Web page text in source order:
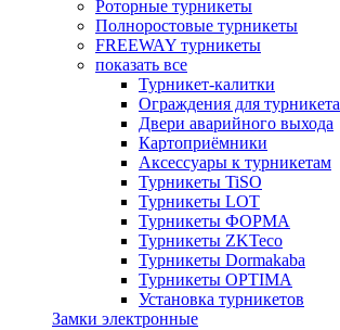
Роторные турникеты
Полноростовые турникеты
FREEWAY турникеты
показать все
Турникет-калитки
Ограждения для турникета
Двери аварийного выхода
Картоприёмники
Аксессуары к турникетам
Турникеты TiSO
Турникеты LOT
Турникеты ФОРМА
Турникеты ZKTeco
Турникеты Dormakaba
Турникеты OPTIMA
Установка турникетов
Замки электронные